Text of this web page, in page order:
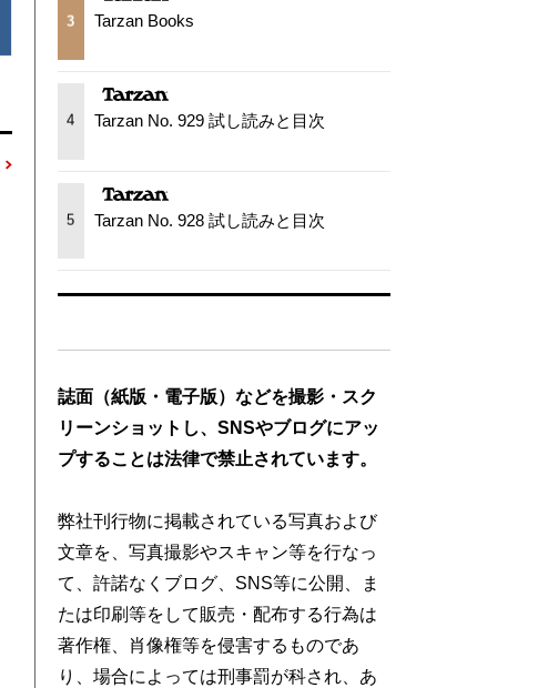
3 Tarzan Books
4 Tarzan No. 929 試し読みと目次
5 Tarzan No. 928 試し読みと目次
誌面（紙版・電子版）などを撮影・スク
リーンショットし、SNSやブログにアッ
プすることは法律で禁止されています。
弊社刊行物に掲載されている写真および
文章を、写真撮影やスキャン等を行なっ
て、許諾なくブログ、SNS等に公開、ま
たは印刷等をして販売・配布する行為は
著作権、肖像権等を侵害するものであ
り、場合によっては刑事罰が科され、あ